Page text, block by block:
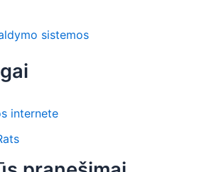
sistemos
internete